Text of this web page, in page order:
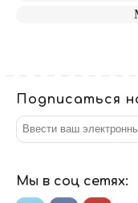
Подписаться
Мы в соц сетях: